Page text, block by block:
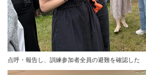
点呼・報告し、訓練参加者全員の避難を確認した